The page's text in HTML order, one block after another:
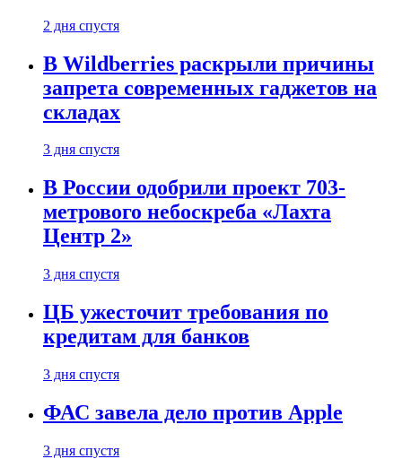
2 дня спустя
В Wildberries раскрыли причины
запрета современных гаджетов на
складах
3 дня спустя
В России одобрили проект 703-
метрового небоскреба «Лахта
Центр 2»
3 дня спустя
ЦБ ужесточит требования по
кредитам для банков
3 дня спустя
ФАС завела дело против Apple
3 дня спустя